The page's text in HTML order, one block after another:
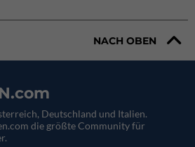
NACH OBEN
Deutschland und Italien.
die größte Community für